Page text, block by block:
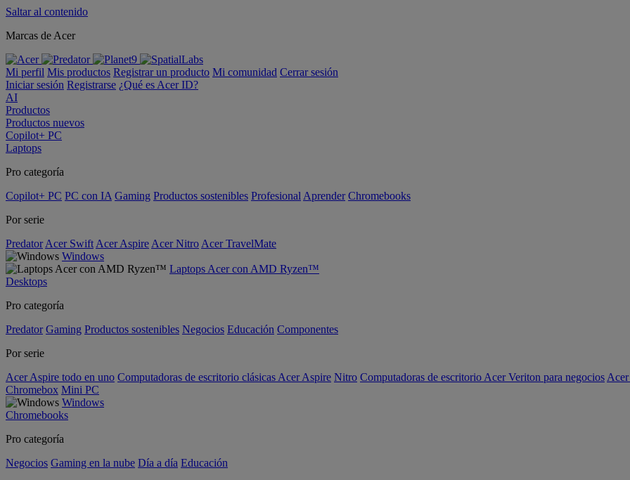
Saltar al contenido
Marcas de Acer
Mi perfil Mis productos Registrar un producto Mi comunidad Cerrar sesión
Iniciar sesión Registrarse ¿Qué es Acer ID?
AI
Productos
Productos nuevos
Copilot+ PC
Laptops
Pro categoría
Copilot+ PC PC con IA Gaming Productos sostenibles Profesional Aprender Chromebooks
Por serie
Predator Acer Swift Acer Aspire Acer Nitro Acer TravelMate
Windows
Laptops Acer con AMD Ryzen™
Desktops
Pro categoría
Predator Gaming Productos sostenibles Negocios Educación Componentes
Por serie
Acer Aspire todo en uno Computadoras de escritorio clásicas Acer Aspire Nitro Computadoras de escritorio Acer Veriton para negocios
Chromebox Mini PC
Windows
Chromebooks
Pro categoría
Negocios Gaming en la nube Día a día Educación